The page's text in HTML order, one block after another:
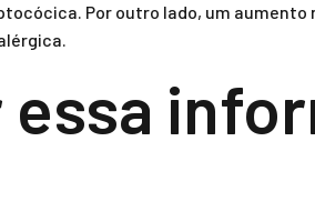
Por outro lado, um aumento